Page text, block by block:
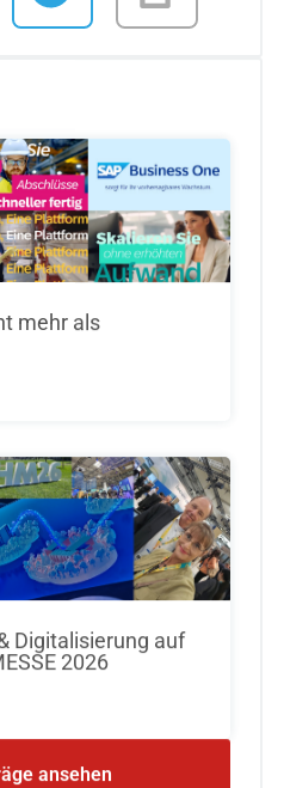
mehr als
Digitalisierung auf
2026
ansehen